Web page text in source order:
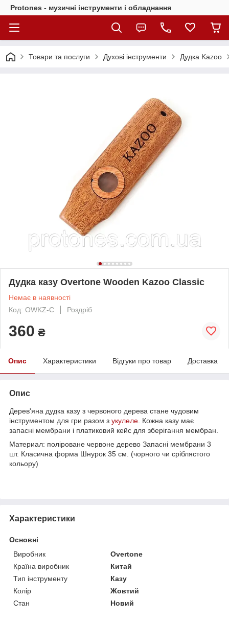
Protones - музичні інструменти і обладнання
Товари та послуги Духові інструменти Дудка Kazoo
Дудка казу Overtone Wooden Kazoo Classic
Немає в наявності
Код: OWKZ-C
Роздріб
360 ₴
Опис Характеристики Відгуки про товар Доставка
Опис
Дерев'яна дудка казу з червоного дерева стане чудовим
інструментом для гри разом з укулеле . Кожна казу має
запасні мембрани і платиковий кейс для зберігання мембран.
Материал: поліроване червоне дерево Запасні мембрани 3
шт. Класична форма Шнурок 35 см. (чорного чи сріблястого
кольору)
Характеристики
Основні
Виробник
Overtone
Країна виробник
Китай
Тип інструменту
Казу
Колір
Жовтий
Стан
Новий